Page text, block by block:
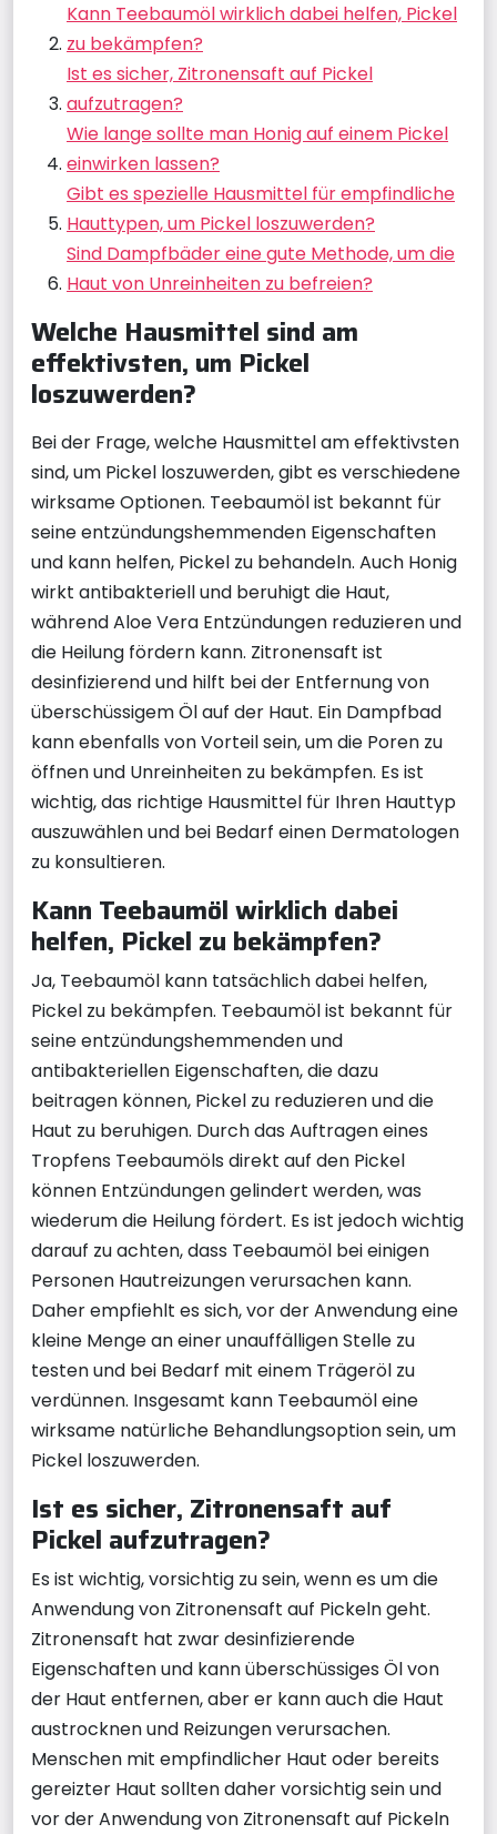
Kann Teebaumöl wirklich dabei helfen, Pickel
zu bekämpfen?
Ist es sicher, Zitronensaft auf Pickel
aufzutragen?
Wie lange sollte man Honig auf einem Pickel
einwirken lassen?
Gibt es spezielle Hausmittel für empfindliche
Hauttypen, um Pickel loszuwerden?
Sind Dampfbäder eine gute Methode, um die
Haut von Unreinheiten zu befreien?
Welche Hausmittel sind am
effektivsten, um Pickel
loszuwerden?
Bei der Frage, welche Hausmittel am effektivsten
sind, um Pickel loszuwerden, gibt es verschiedene
wirksame Optionen. Teebaumöl ist bekannt für
seine entzündungshemmenden Eigenschaften
und kann helfen, Pickel zu behandeln. Auch Honig
wirkt antibakteriell und beruhigt die Haut,
während Aloe Vera Entzündungen reduzieren und
die Heilung fördern kann. Zitronensaft ist
desinfizierend und hilft bei der Entfernung von
überschüssigem Öl auf der Haut. Ein Dampfbad
kann ebenfalls von Vorteil sein, um die Poren zu
öffnen und Unreinheiten zu bekämpfen. Es ist
wichtig, das richtige Hausmittel für Ihren Hauttyp
auszuwählen und bei Bedarf einen Dermatologen
zu konsultieren.
Kann Teebaumöl wirklich dabei
helfen, Pickel zu bekämpfen?
Ja, Teebaumöl kann tatsächlich dabei helfen,
Pickel zu bekämpfen. Teebaumöl ist bekannt für
seine entzündungshemmenden und
antibakteriellen Eigenschaften, die dazu
beitragen können, Pickel zu reduzieren und die
Haut zu beruhigen. Durch das Auftragen eines
Tropfens Teebaumöls direkt auf den Pickel
können Entzündungen gelindert werden, was
wiederum die Heilung fördert. Es ist jedoch wichtig
darauf zu achten, dass Teebaumöl bei einigen
Personen Hautreizungen verursachen kann.
Daher empfiehlt es sich, vor der Anwendung eine
kleine Menge an einer unauffälligen Stelle zu
testen und bei Bedarf mit einem Trägeröl zu
verdünnen. Insgesamt kann Teebaumöl eine
wirksame natürliche Behandlungsoption sein, um
Pickel loszuwerden.
Ist es sicher, Zitronensaft auf
Pickel aufzutragen?
Es ist wichtig, vorsichtig zu sein, wenn es um die
Anwendung von Zitronensaft auf Pickeln geht.
Zitronensaft hat zwar desinfizierende
Eigenschaften und kann überschüssiges Öl von
der Haut entfernen, aber er kann auch die Haut
austrocknen und Reizungen verursachen.
Menschen mit empfindlicher Haut oder bereits
gereizter Haut sollten daher vorsichtig sein und
vor der Anwendung von Zitronensaft auf Pickeln